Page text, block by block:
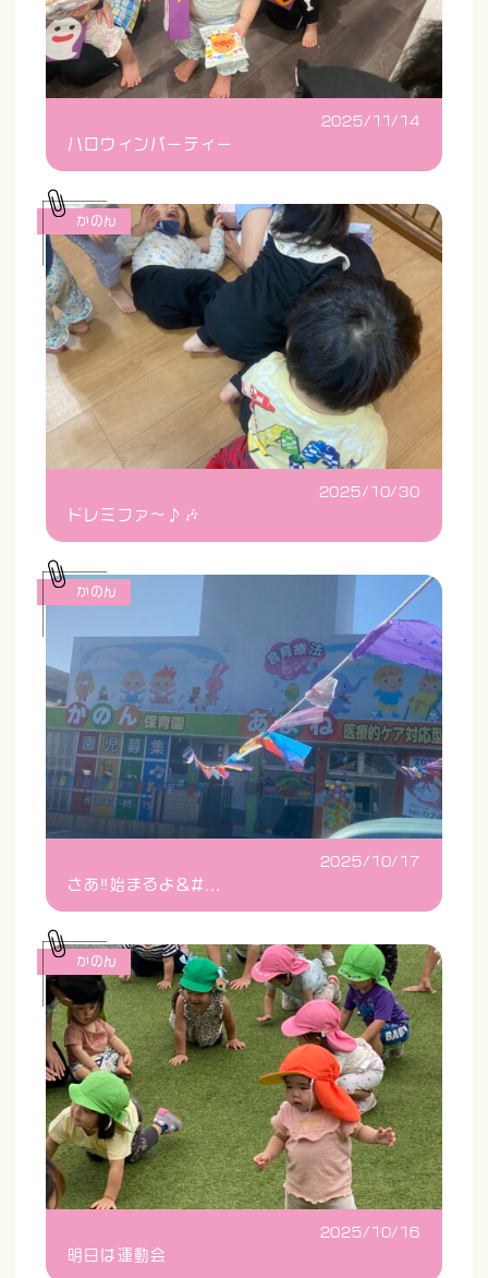
2025/11/14
ハロウィンパーティー
2025/10/30
ドレミファ〜♪🎶
かのん
2025/10/17
さあ‼️始まるよ&#...
かのん
2025/10/16
明日は運動会
かのん